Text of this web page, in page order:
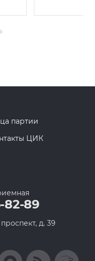
партии
ЦИК
82-89
д. 39